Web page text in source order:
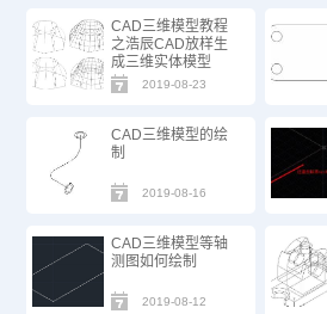
CAD三维模型教程
之浩辰CAD放样生
成三维实体模型
2019-08-23
CAD三维模型的绘
制
2019-08-16
CAD三维模型等轴
测图如何绘制
2019-08-12